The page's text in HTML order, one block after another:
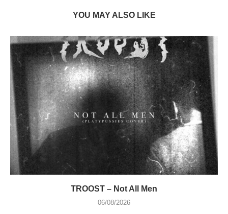
YOU MAY ALSO LIKE
TROOST – Not All Men
06/08/2026